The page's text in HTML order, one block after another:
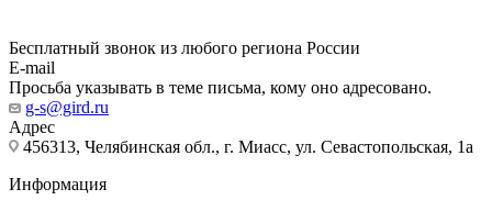
Бесплатный звонок из любого региона России
E-mail
Просьба указывать в теме письма, кому оно адресовано.
g-s@gird.ru
Адрес
456313, Челябинская обл., г. Миасс, ул. Севастопольская, 1а
Информация